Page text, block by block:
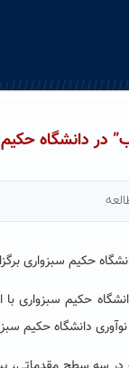
در دانشگاه
حکیم سبزواری